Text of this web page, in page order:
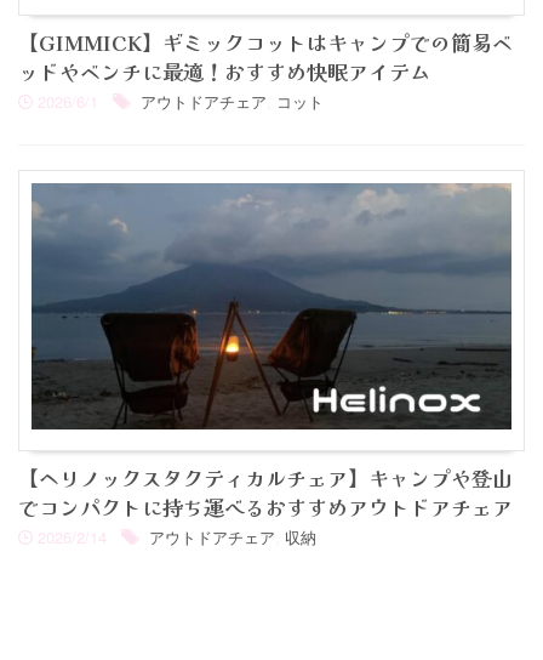
【GIMMICK】ギミックコットはキャンプでの簡易ベ
ッドやベンチに最適！おすすめ快眠アイテム
2026/6/1 アウトドアチェア コット
【ヘリノックスタクティカルチェア】キャンプや登山
でコンパクトに持ち運べるおすすめアウトドアチェア
2026/2/14 アウトドアチェア, 収納